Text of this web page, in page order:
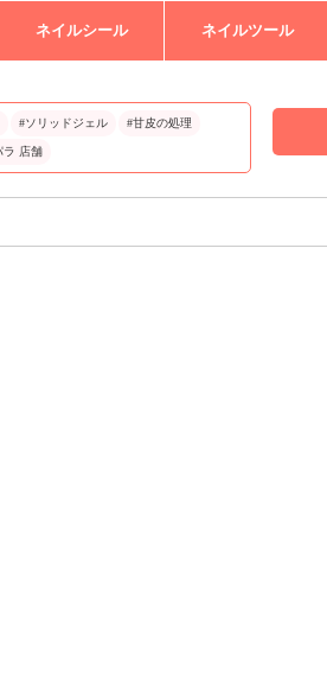
ネイルシール ネイルツール
#ソリッドジェル #甘皮の処理
ラ 店舗